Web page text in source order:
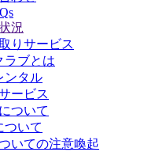
況
りサービス
ラブとは
ンタル
ービス
ついて
ついて
いての注意喚起